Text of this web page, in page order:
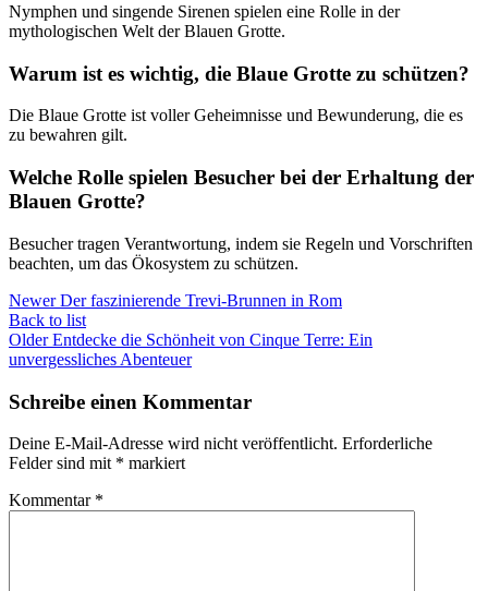
Nymphen und singende Sirenen spielen eine Rolle in der
mythologischen Welt der Blauen Grotte.
Warum ist es wichtig, die Blaue Grotte zu schützen?
Die Blaue Grotte ist voller Geheimnisse und Bewunderung, die es
zu bewahren gilt.
Welche Rolle spielen Besucher bei der Erhaltung der
Blauen Grotte?
Besucher tragen Verantwortung, indem sie Regeln und Vorschriften
beachten, um das Ökosystem zu schützen.
Newer Der faszinierende Trevi-Brunnen in Rom
Back to list
Older Entdecke die Schönheit von Cinque Terre: Ein
unvergessliches Abenteuer
Schreibe einen Kommentar
Deine E-Mail-Adresse wird nicht veröffentlicht. Erforderliche
Felder sind mit * markiert
Kommentar *